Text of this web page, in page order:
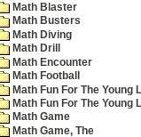
Math Blaster
Math Busters
Math Diving
Math Drill
Math Encounter
Math Football
Math Fun For The Young
Math Fun For The Young
Math Game
Math Game, The